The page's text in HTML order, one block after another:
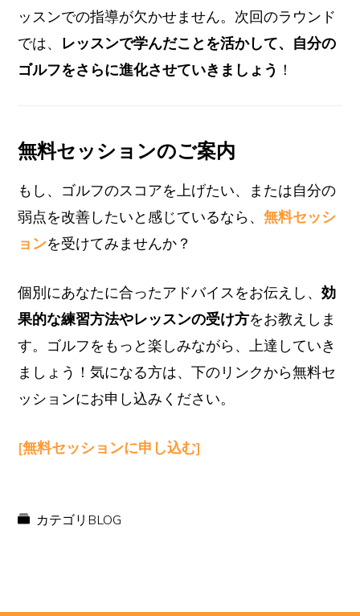
ッスンでの指導が欠かせません。次回のラウンド
では、 レッスンで学んだことを活かして、自分の
ゴルフをさらに進化させていきましょう ！
無料セッションのご案内
もし、ゴルフのスコアを上げたい、または自分の
弱点を改善したいと感じているなら、無料セッシ
ョンを受けてみませんか？
個別にあなたに合ったアドバイスをお伝えし、効
果的な練習方法やレッスンの受け方をお教えしま
す。ゴルフをもっと楽しみながら、上達していき
ましょう！気になる方は、下のリンクから無料セ
ッションにお申し込みください。
[無料セッションに申し込む]
カテゴリ BLOG